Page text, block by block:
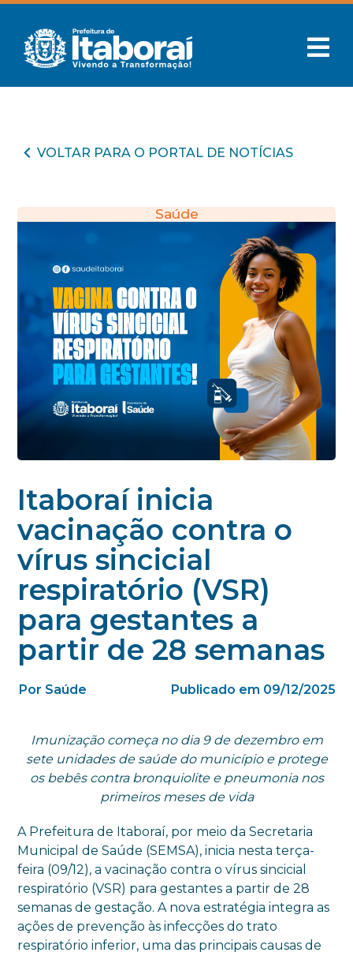
VOLTAR PARA O PORTAL DE NOTÍCIAS
Saúde
Itaboraí inicia
vacinação contra o
vírus sincicial
respiratório (VSR)
para gestantes a
partir de 28 semanas
Por Saúde Publicado em 09/12/2025
Imunização começa no dia 9 de dezembro em
sete unidades de saúde do município e protege
os bebês contra bronquiolite e pneumonia nos
primeiros meses de vida
A Prefeitura de Itaboraí, por meio da Secretaria
Municipal de Saúde (SEMSA), inicia nesta terça-
feira (09/12), a vacinação contra o vírus sincicial
respiratório (VSR) para gestantes a partir de 28
semanas de gestação. A nova estratégia integra as
ações de prevenção às infecções do trato
respiratório inferior, uma das principais causas de